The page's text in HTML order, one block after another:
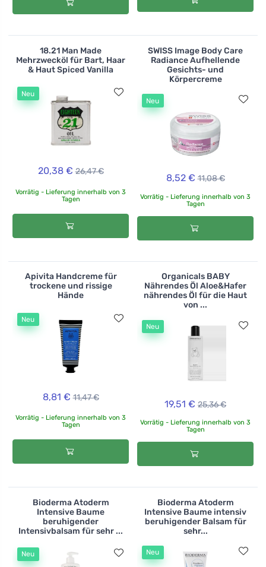
18.21 Man Made
Mehrzwecköl für Bart, Haar
& Haut Spiced Vanilla
Neu
20,38 € 26,47 €
Vorrätig - Lieferung innerhalb von 3
Tagen
SWISS Image Body Care
Radiance Aufhellende
Gesichts- und
Körpercreme
Neu
8,52 € 11,08 €
Vorrätig - Lieferung innerhalb von 3
Tagen
Apivita Handcreme für
trockene und rissige
Hände
Neu
8,81 € 11,47 €
Vorrätig - Lieferung innerhalb von 3
Tagen
Organicals BABY
Nährendes Öl Aloe&Hafer
nährendes Öl für die Haut
von ...
Neu
19,51 € 25,36 €
Vorrätig - Lieferung innerhalb von 3
Tagen
Bioderma Atoderm
Intensive Baume
beruhigender
Intensivbalsam für sehr ...
Neu
Bioderma Atoderm
Intensive Baume intensiv
beruhigender Balsam für
sehr...
Neu